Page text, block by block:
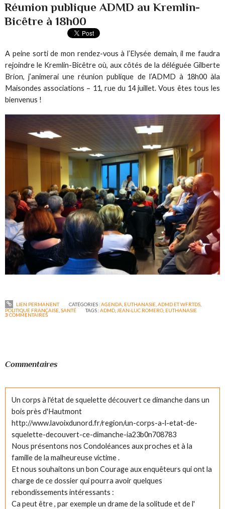
Réunion publique ADMD au Kremlin-
Bicêtre à 18h00
A peine sorti de mon rendez-vous à l’Elysée demain, il me faudra
rejoindre le Kremlin-Bicêtre où, aux côtés de la déléguée Gilberte
Brion, j’animerai une réunion publique de l’ADMD à 18h00 àla
Maisondes associations – 11, rue du 14 juillet. Vous êtes tous les
bienvenus !
LIEN PERMANENT CATÉGORIES :AGENDA, EUTHANASIE, ADMD ET WFRTDS,
POLITIQUE FRANÇAISE ,SANTÉ TAGS :ADMD JEAN-LUC ROMERO EUTHANASIE
3 COMMENTAIRES
Commentaires
Un corps à l'état de squelette découvert ce dimanche dans un
bois près d'Hautmont
http://www.lavoixdunord.fr/region/un-corps-a-l-etat-de-
squelette-decouvert-ce-dimanche-ia23b0n708783
Nous présentons nos Condoléances aux proches et à la
famille de la malheureuse victime .
Et nous souhaitons un bon Courage aux enquêteurs qui ont la
charge de ce dossier qui pourra avoir quelques
rebondissements intéressants :
Ca peut être , par exemple un drame de la solitude et de l'